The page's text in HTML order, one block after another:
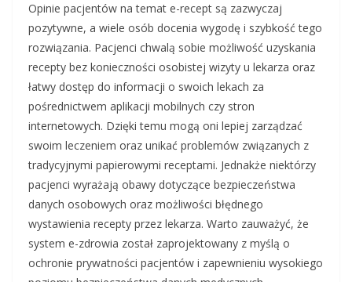
Opinie pacjentów na temat e-recept są zazwyczaj
pozytywne, a wiele osób docenia wygodę i szybkość tego
rozwiązania. Pacjenci chwalą sobie możliwość uzyskania
recepty bez konieczności osobistej wizyty u lekarza oraz
łatwy dostęp do informacji o swoich lekach za
pośrednictwem aplikacji mobilnych czy stron
internetowych. Dzięki temu mogą oni lepiej zarządzać
swoim leczeniem oraz unikać problemów związanych z
tradycyjnymi papierowymi receptami. Jednakże niektórzy
pacjenci wyrażają obawy dotyczące bezpieczeństwa
danych osobowych oraz możliwości błędnego
wystawienia recepty przez lekarza. Warto zauważyć, że
system e-zdrowia został zaprojektowany z myślą o
ochronie prywatności pacjentów i zapewnieniu wysokiego